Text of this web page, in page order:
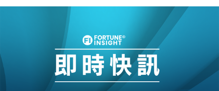
17:33
本地｜假冒內地執法人員要求交「保證金」 43歲女子
損失近6900萬元
財經｜日經失守6.5萬點後回穩 全周仍升近2%
財經｜恒隆10月換帥 玩具「反」斗城亞洲CEO蔡德